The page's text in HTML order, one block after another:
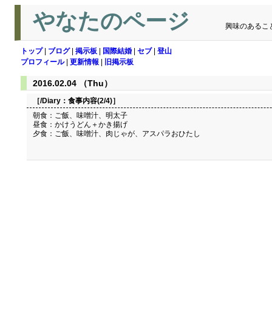
やなたのページ 興味のあるこ
トップ| ブログ| 掲示板 国際結婚 セブ| 登山
プロフィール| 更新情報 旧掲示板
2016.02.04 （Thu）
［/Diary： 食事内容(2/4)］
朝食：ご飯、味噌汁、明太子
昼食：かけうどん＋かき揚げ
夕食：ご飯、味噌汁、肉じゃが、アスパラおひたし